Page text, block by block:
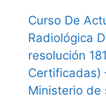
Curso De
Radiológica
resolución
Certificadas)
Ministerio de